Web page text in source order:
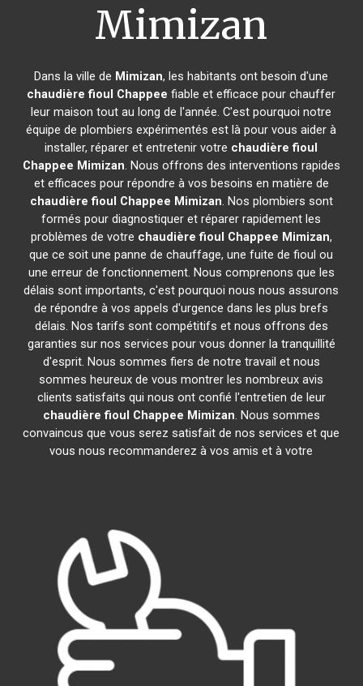
Mimizan
Dans la ville de Mimizan, les habitants ont besoin d'une
chaudière fioul Chappee fiable et efficace pour chauffer
leur maison tout au long de l'année. C'est pourquoi notre
équipe de plombiers expérimentés est là pour vous aider à
installer, réparer et entretenir votre chaudière fioul
Chappee Mimizan. Nous offrons des interventions rapides
et efficaces pour répondre à vos besoins en matière de
chaudière fioul Chappee Mimizan. Nos plombiers sont
formés pour diagnostiquer et réparer rapidement les
problèmes de votre chaudière fioul Chappee Mimizan,
que ce soit une panne de chauffage, une fuite de fioul ou
une erreur de fonctionnement. Nous comprenons que les
délais sont importants, c'est pourquoi nous nous assurons
de répondre à vos appels d'urgence dans les plus brefs
délais. Nos tarifs sont compétitifs et nous offrons des
garanties sur nos services pour vous donner la tranquillité
d'esprit. Nous sommes fiers de notre travail et nous
sommes heureux de vous montrer les nombreux avis
clients satisfaits qui nous ont confié l'entretien de leur
chaudière fioul Chappee Mimizan. Nous sommes
convaincus que vous serez satisfait de nos services et que
vous nous recommanderez à vos amis et à votre